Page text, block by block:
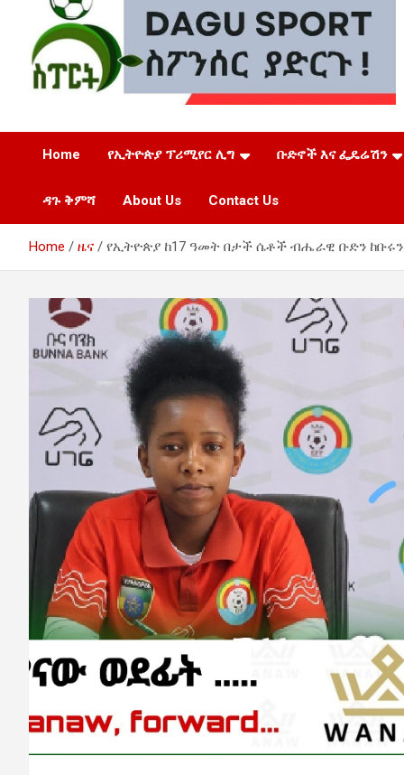
ዳጉ ስፖርት
Home የኢትዮጵያ ፕሪሚየር ሊግ ቡድኖች እና ፌዴሬሽን
ዳጉ ቅምሻ About Us Contact Us
Home ዜና የኢትዮጵያ ከ17 ዓመት በታች ሴቶች ብሔራዊ ቡድን